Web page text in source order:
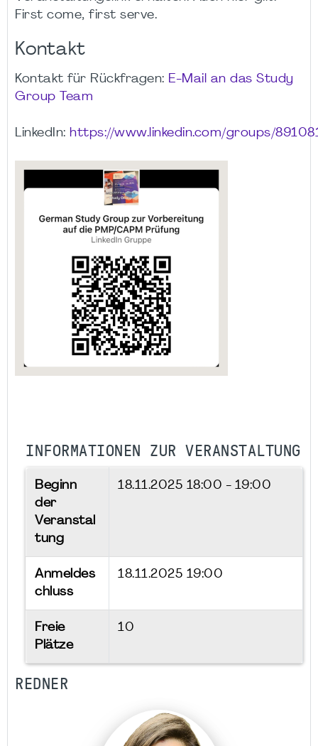
First come, first serve.
Kontakt
Kontakt für Rückfragen: E-Mail an das Study
Group Team
LinkedIn: https://www.linkedin.com/groups/
INFORMATIONEN ZUR VERANSTALTUNG
Beginn
der
Veranstal
tung
18.11.2025 18:00 - 19:00
Anmeldes
chluss
18.11.2025 19:00
Freie
Plätze
10
REDNER